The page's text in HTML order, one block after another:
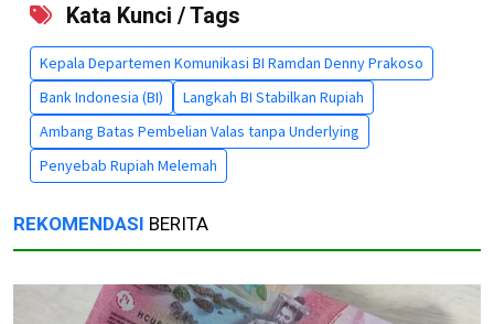
Kata Kunci / Tags
Kepala Departemen Komunikasi BI Ramdan Denny Prakoso
Bank Indonesia (BI)
Langkah BI Stabilkan Rupiah
Ambang Batas Pembelian Valas tanpa Underlying
Penyebab Rupiah Melemah
REKOMENDASI BERITA